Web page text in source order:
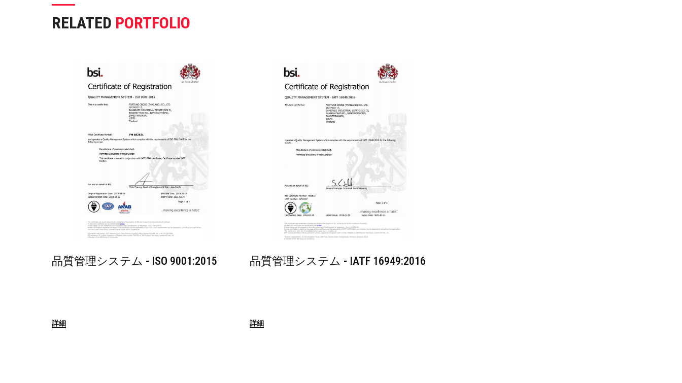
RELATED PORTFOLIO
品質管理システム - ISO 9001:2015
詳細
品質管理システム - IATF 16949:2016
詳細